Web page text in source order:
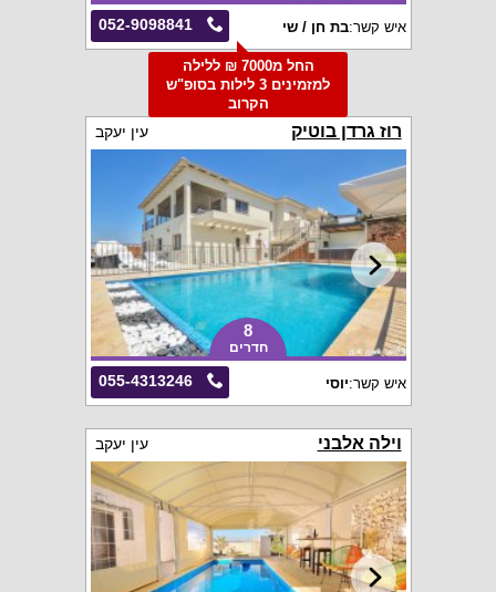
052-9098841 איש קשר:בת חן / שי
החל מ7000 ₪ ללילה
למזמינים 3 לילות בסופ"ש
הקרוב
רוז גרדן בוטיק עין יעקב
8
חדרים
055-4313246 איש קשר:יוסי
וילה אלבני עין יעקב